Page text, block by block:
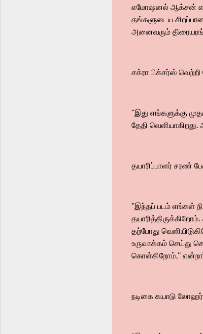
எமோஷனல் ஆக்சன்
தங்களுடைய
அனைவரும்
சக்ரா பிக்சர்ஸ் வெற்றி
''இது எங்களுக்கு
தேதி
தயாரிப்பாளர் சரண்
''இந்தப் படம் எங்கள்
தற்போது
உருவாக்கம் செய்து
கொள்கிறோம்,''
நடிகை கயாடு லோஹர்